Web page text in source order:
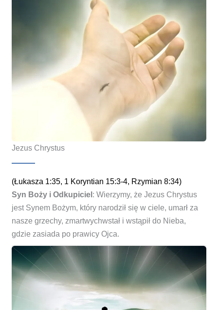
Jezus Chrystus
(Łukasza 1:35, 1 Koryntian 15:3-4, Rzymian 8:34)
Syn Boży i Odkupiciel : Wierzymy, że Jezus Chrystus
jest Synem Bożym, który narodził się w ciele, umarł za
nasze grzechy, zmartwychwstał i wstąpił do Nieba,
gdzie zasiada po prawicy Ojca.